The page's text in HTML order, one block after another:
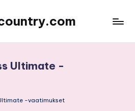
Ultimate -
-vaatimukset